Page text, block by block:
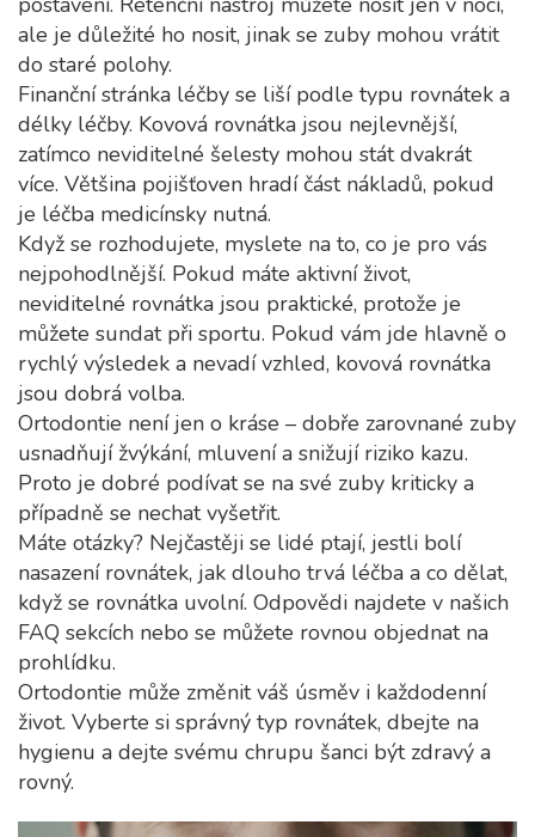
ale je důležité ho nosit, jinak se zuby mohou vrátit
do staré polohy.
Finanční stránka léčby se liší podle typu rovnátek a
délky léčby. Kovová rovnátka jsou nejlevnější,
zatímco neviditelné šelesty mohou stát dvakrát
více. Většina pojišťoven hradí část nákladů, pokud
je léčba medicínsky nutná.
Když se rozhodujete, myslete na to, co je pro vás
nejpohodlnější. Pokud máte aktivní život,
neviditelné rovnátka jsou praktické, protože je
můžete sundat při sportu. Pokud vám jde hlavně o
rychlý výsledek a nevadí vzhled, kovová rovnátka
jsou dobrá volba.
Ortodontie není jen o kráse – dobře zarovnané zuby
usnadňují žvýkání, mluvení a snižují riziko kazu.
Proto je dobré podívat se na své zuby kriticky a
případně se nechat vyšetřit.
Máte otázky? Nejčastěji se lidé ptají, jestli bolí
nasazení rovnátek, jak dlouho trvá léčba a co dělat,
když se rovnátka uvolní. Odpovědi najdete v našich
FAQ sekcích nebo se můžete rovnou objednat na
prohlídku.
Ortodontie může změnit váš úsměv i každodenní
život. Vyberte si správný typ rovnátek, dbejte na
hygienu a dejte svému chrupu šanci být zdravý a
rovný.